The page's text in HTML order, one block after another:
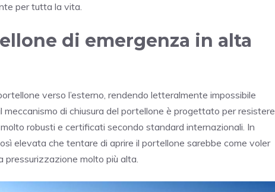
per tutta la vita.
di emergenza in alta
verso l’esterno, rendendo letteralmente impossibile
di chiusura del portellone è progettato per resistere
robusti e certificati secondo standard internazionali. In
elevata che tentare di aprire il portellone sarebbe come voler
molto più alta.